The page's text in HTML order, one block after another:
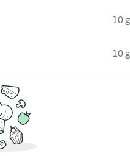
10 g
10 g